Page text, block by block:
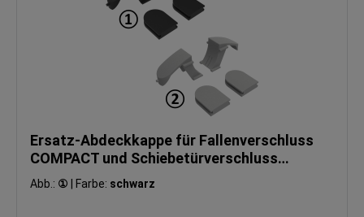
Ersatz-Abdeckkappe für Fallenverschluss
COMPACT und Schiebetürverschluss
COMPACT
Abb.: ① Farbe: schwarz